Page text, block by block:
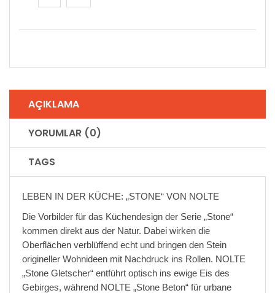
AÇIKLAMA
YORUMLAR (0)
TAGS
LEBEN IN DER KÜCHE: „STONE“ VON NOLTE
Die Vorbilder für das Küchendesign der Serie „Stone“
kommen direkt aus der Natur. Dabei wirken die
Oberflächen verblüffend echt und bringen den Stein
origineller Wohnideen mit Nachdruck ins Rollen. NOLTE
„Stone Gletscher“ entführt optisch ins ewige Eis des
Gebirges, während NOLTE „Stone Beton“ für urbane